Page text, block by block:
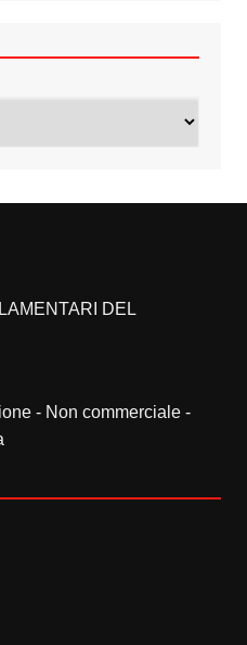
DEL
- Non commerciale -